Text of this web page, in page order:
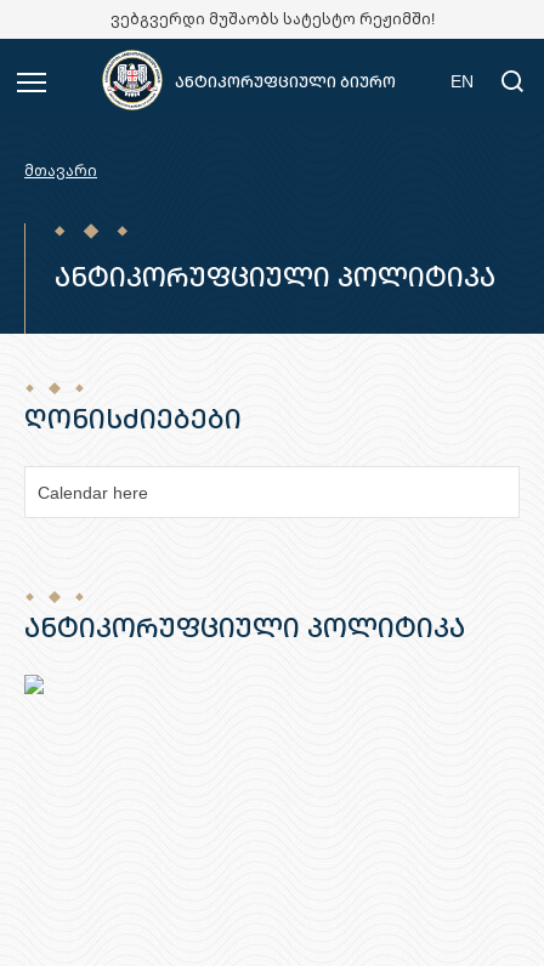
ვებგვერდი მუშაობს სატესტო რეჟიმში!
ანტიკორუფციული ბიურო EN
მთავარი
ანტიკორუფციული პოლიტიკა
ანტიკორუფციული პოლიტიკა
ღონისძიებები
Calendar here